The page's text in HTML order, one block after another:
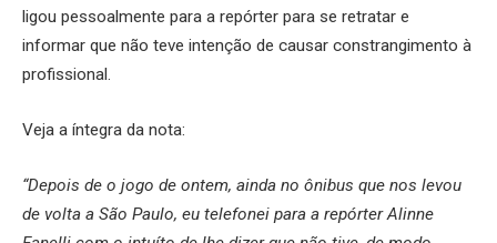
ligou pessoalmente para a repórter para se retratar e
informar que não teve intenção de causar constrangimento à
profissional.
Veja a íntegra da nota:
“Depois de o jogo de ontem, ainda no ônibus que nos levou
de volta a São Paulo, eu telefonei para a repórter Alinne